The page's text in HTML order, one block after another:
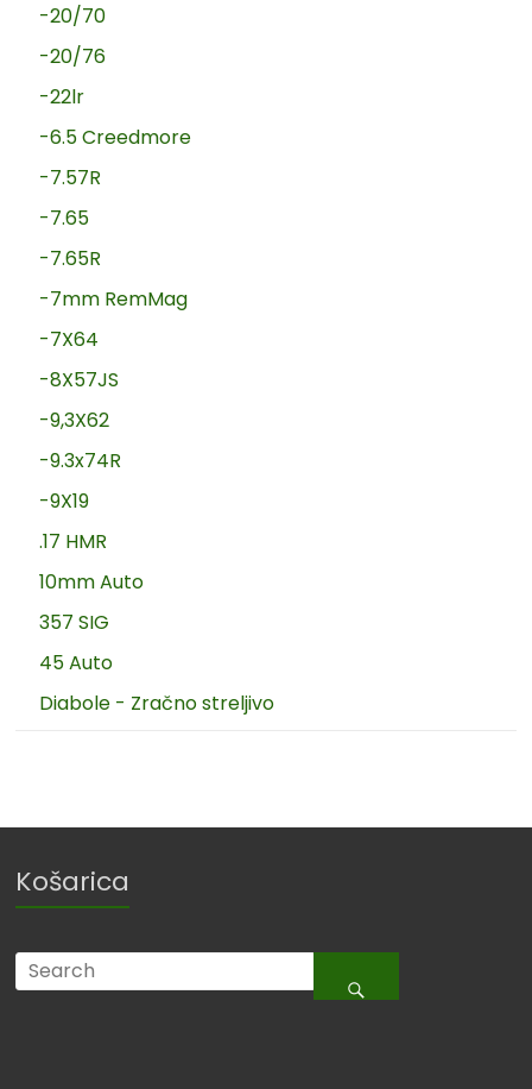
-20/70
-20/76
-22lr
-6.5 Creedmore
-7.57R
-7.65
-7.65R
-7mm RemMag
-7X64
-8X57JS
-9,3X62
-9.3x74R
-9X19
.17 HMR
10mm Auto
357 SIG
45 Auto
Diabole - Zračno streljivo
Košarica